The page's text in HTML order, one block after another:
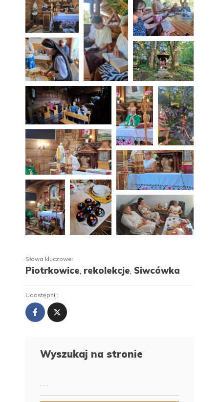
Słowa kluczowe:
Piotrkowice, rekolekcje, Siwcówka
Udostępnij:
Wyszukaj na stronie